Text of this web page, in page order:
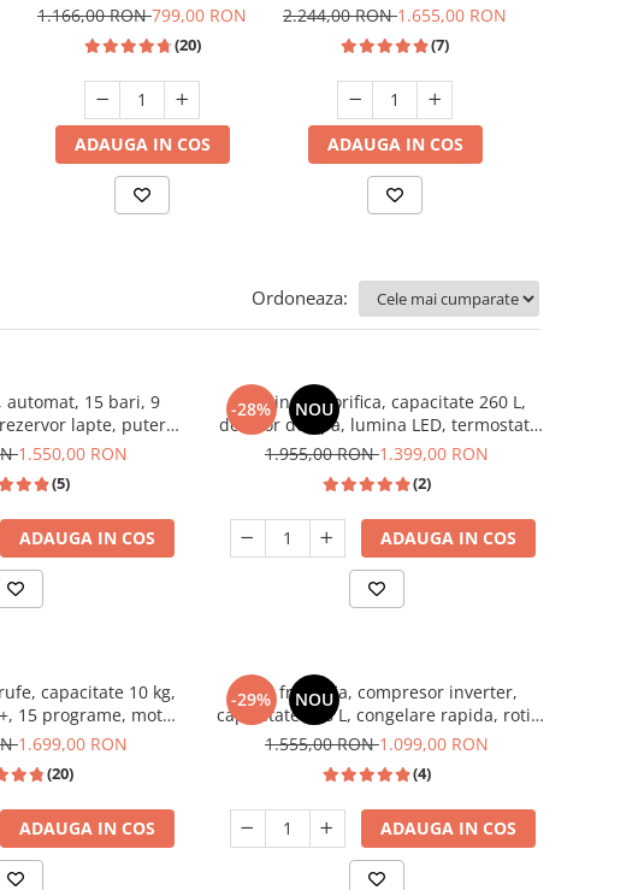
profesionala, spumare
bari, rezervor apa 0.9 L,
SAMUS
1.166,00 RON799,00 RON
(20)
ADAUGA IN COS
lapte, putere 1350W, ecran
SAMUS
2.244,00 RON1.655,00 RON
(7)
ADAUGA IN COS
Ordoneaza:
automat, 15 bari, 9
lapte, putere
SAMUS
1.550,00 RON
(5)
ADAUGA IN COS
-28% NOU
Combina frigorifica, capacitate 260 L,
dozator de apa, lumina LED, termostat,
usi reversibile, Gri Antracit, HEINNER
1.955,00 RON1.399,00 RON
(2)
ADAUGA IN COS
capacitate 10 kg,
15 programe, motor
Alb, HEINNER
1.699,00 RON
(20)
ADAUGA IN COS
-29% NOU
Lada frigorifia, compresor inverter,
capacitate 198 L, congelare rapida, roti,
Negru, HEINNER
1.555,00 RON1.099,00 RON
(4)
ADAUGA IN COS